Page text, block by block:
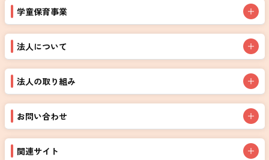
学童保育事業
法人について
法人の取り組み
お問い合わせ
関連サイト